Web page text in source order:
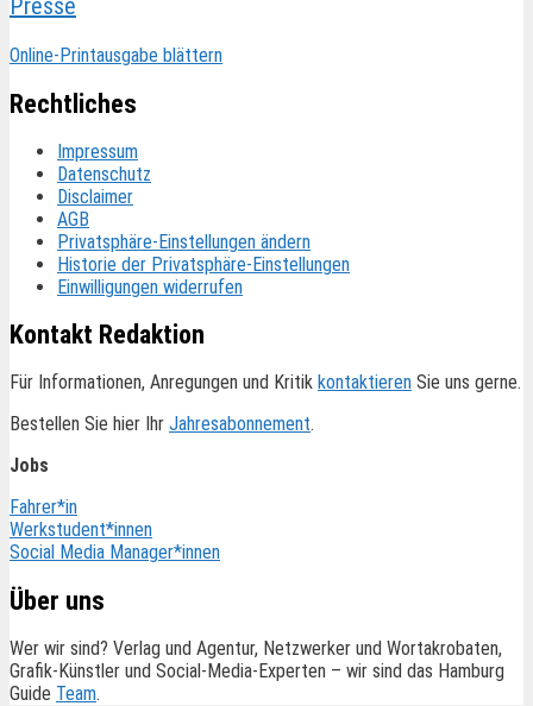
Presse
Online-Printausgabe blättern
Rechtliches
Impressum
Datenschutz
Disclaimer
AGB
Privatsphäre-Einstellungen ändern
Historie der Privatsphäre-Einstellungen
Einwilligungen widerrufen
Kontakt Redaktion
Für Informationen, Anregungen und Kritik kontaktieren Sie uns gerne.
Bestellen Sie hier Ihr Jahresabonnement.
Jobs
Fahrer*in
Werkstudent*innen
Social Media Manager*innen
Über uns
Wer wir sind? Verlag und Agentur, Netzwerker und Wortakrobaten,
Grafik-Künstler und Social-Media-Experten – wir sind das Hamburg
Guide Team.